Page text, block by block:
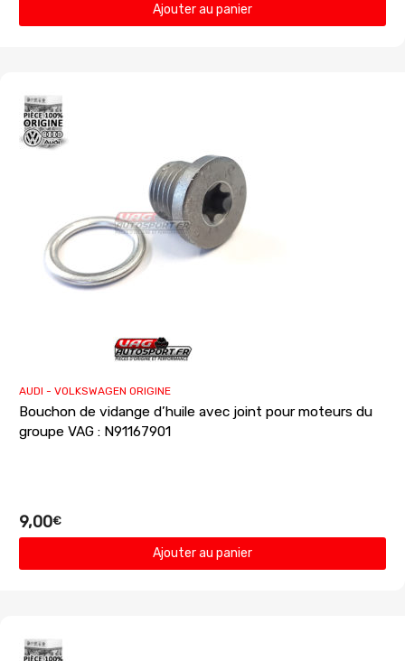
Ajouter au panier
AUDI - VOLKSWAGEN ORIGINE
Bouchon de vidange d’huile avec joint pour moteurs du
groupe VAG : N91167901
9,00€
Ajouter au panier